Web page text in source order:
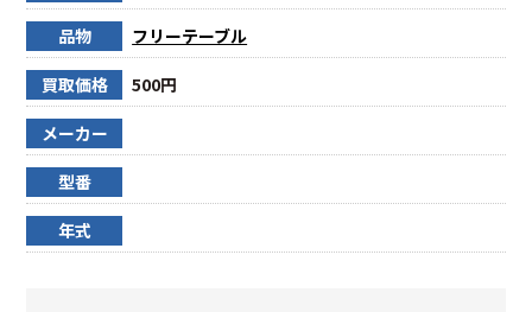
品物 フリーテーブル
買取価格 500円
メーカー
型番
年式